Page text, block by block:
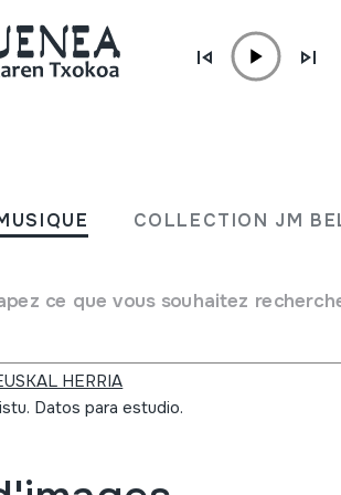
COLLECTION JM
ce que vous souhaitez
lotutako aldizkari
HERRIA
Datos para estudio.